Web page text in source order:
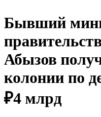
Бывший
Абызов
колонии по
₽4 млрд